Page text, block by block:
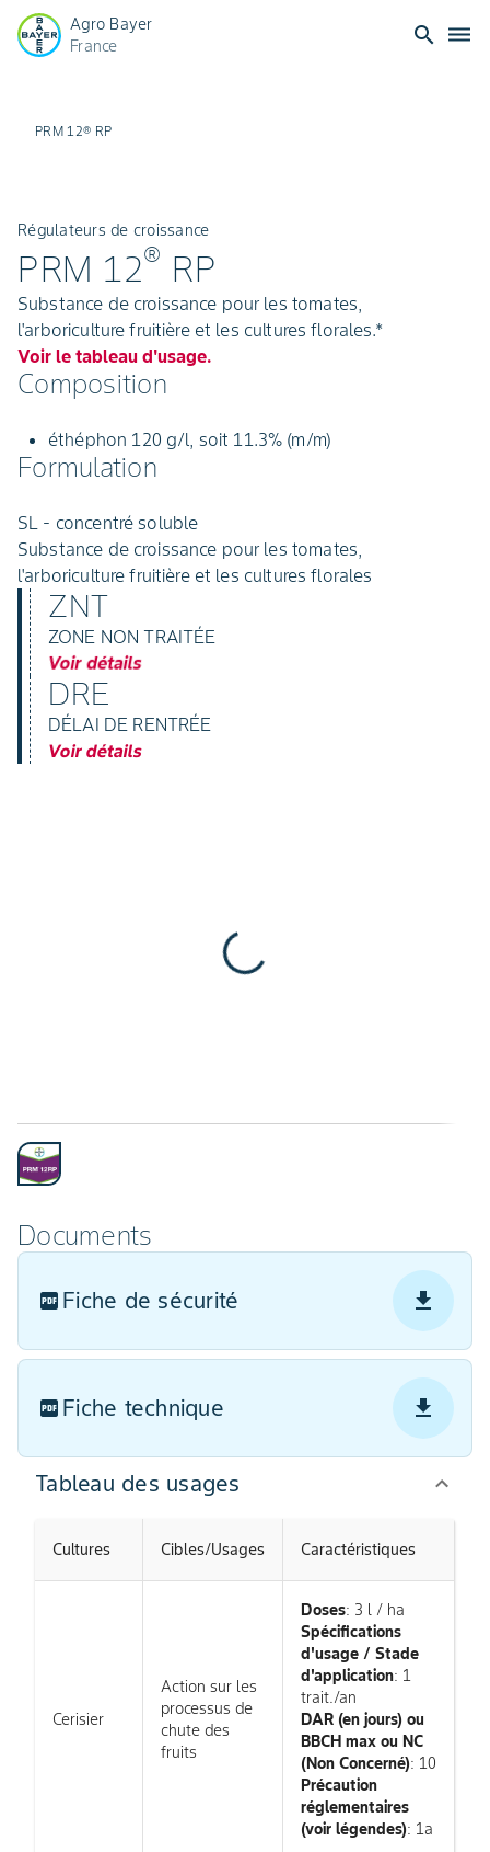
Agro Bayer
France
search dehaze
PRM 12® RP
Régulateurs de croissance
PRM 12® RP
Substance de croissance pour les tomates,
l'arboriculture fruitière et les cultures florales.*
Voir le tableau d'usage.
Composition
éthéphon 120 g/l, soit 11.3% (m/m)
Formulation
SL - concentré soluble
Substance de croissance pour les tomates,
l'arboriculture fruitière et les cultures florales
ZNT
ZONE NON TRAITÉE
Voir détails
DRE
DÉLAI DE RENTRÉE
Voir détails
Documents
Fiche de sécurité
Fiche technique
Tableau des usages
Cultures Cibles/Usages Caractéristiques
Cerisier
Action sur les
processus de
chute des
fruits
Doses: 3 l / ha
Spécifications
d'usage / Stade
d'application: 1
trait./an
DAR (en jours) ou
BBCH max ou NC
(Non Concerné): 10
Précaution
réglementaires
(voir légendes): 1a